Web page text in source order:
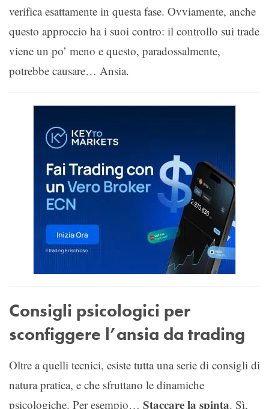
verifica esattamente in questa fase. Ovviamente, anche
questo approccio ha i suoi contro: il controllo sui trade
viene un po’ meno e questo, paradossalmente,
potrebbe causare… Ansia.
Consigli psicologici per
sconfiggere l’ansia da trading
Oltre a quelli tecnici, esiste tutta una serie di consigli di
natura pratica, e che sfruttano le dinamiche
psicologiche. Per esempio… Staccare la spinta. Sì,